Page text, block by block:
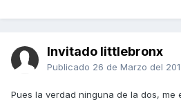
Invitado littlebronx
Publicado 26 de Marzo del
Pues la verdad ninguna de la dos, me